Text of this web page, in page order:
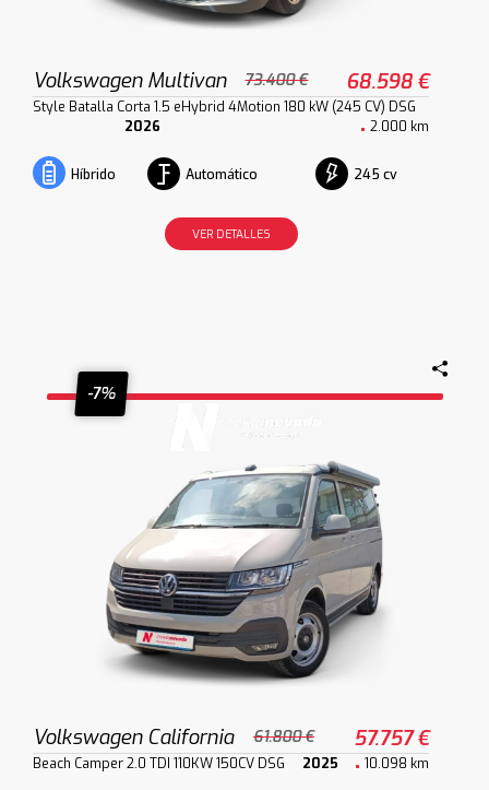
Volkswagen Multivan 73.400 € 68.598 €
Style Batalla Corta 1.5 eHybrid 4Motion 180 kW (245 CV) DSG
2026
2.000 km
Híbrido Automático 245 cv
VER DETALLES
-7%
Volkswagen California 61.800 € 57.757 €
Beach Camper 2.0 TDI 110KW 150CV DSG 2025 10.098 km